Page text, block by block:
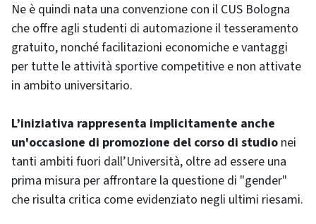
Ne è quindi nata una convenzione con il CUS Bologna
che offre agli studenti di automazione il tesseramento
gratuito, nonché facilitazioni economiche e vantaggi
per tutte le attività sportive competitive e non attivate
in ambito universitario.
L’iniziativa rappresenta implicitamente anche
un'occasione di promozione del corso di studio nei
tanti ambiti fuori dall’Università, oltre ad essere una
prima misura per affrontare la questione di "gender"
che risulta critica come evidenziato negli ultimi riesami.